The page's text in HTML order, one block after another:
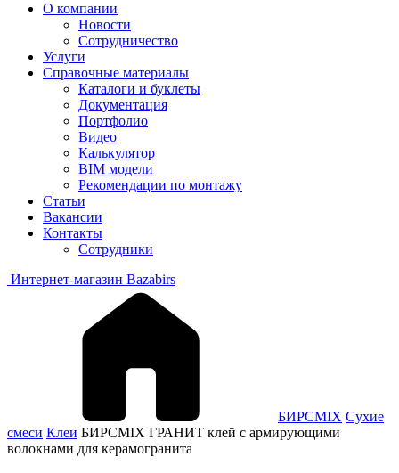
О компании
Новости
Сотрудничество
Услуги
Справочные материалы
Каталоги и буклеты
Документация
Портфолио
Видео
Калькулятор
BIM модели
Рекомендации по монтажу
Статьи
Вакансии
Контакты
Сотрудники
Интернет-магазин Bazabirs
БИРСMIX Сухие
смеси Клеи БИРСMIX ГРАНИТ клей с армирующими
волокнами для керамогранита